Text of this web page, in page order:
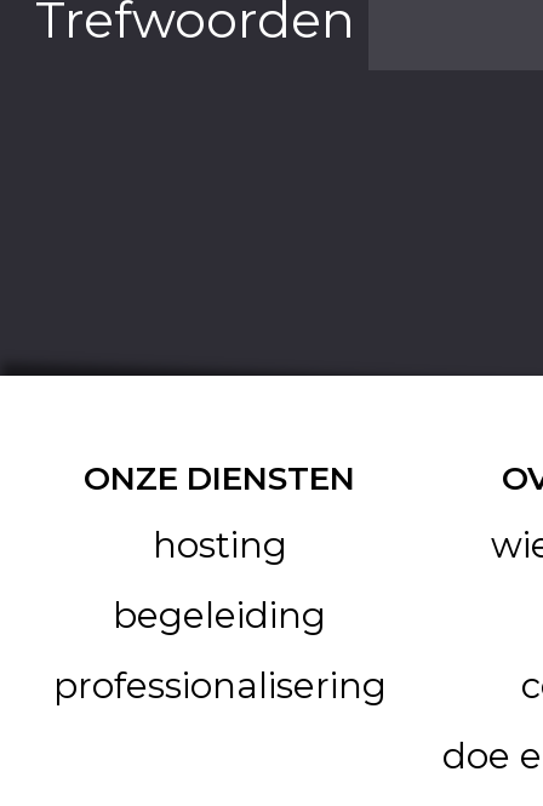
Trefwoorden
ONZE DIENSTEN
hosting
begeleiding
professionalisering
doe